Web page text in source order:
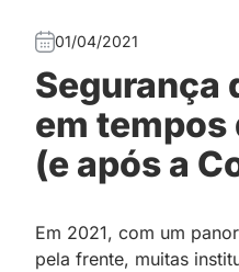
01/04/2021
Segurança
em tempos
(e após a
Em 2021, com um
pela frente, muitas